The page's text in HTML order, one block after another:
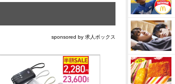
sponsored by 求人ボックス